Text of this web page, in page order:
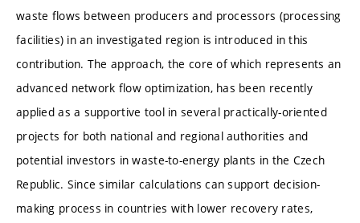
waste flows between producers and processors (processing
facilities) in an investigated region is introduced in this
contribution. The approach, the core of which represents an
advanced network flow optimization, has been recently
applied as a supportive tool in several practically-oriented
projects for both national and regional authorities and
potential investors in waste-to-energy plants in the Czech
Republic. Since similar calculations can support decision-
making process in countries with lower recovery rates,